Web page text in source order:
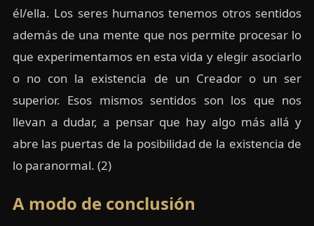
él/ella. Los seres humanos tenemos otros sentidos
además de una mente que nos permite procesar lo
que experimentamos en esta vida y elegir asociarlo
o no con la existencia de un Creador o un ser
superior. Esos mismos sentidos son los que nos
llevan a dudar, a pensar que hay algo más allá y
abre las puertas de la posibilidad de la existencia de
lo paranormal. (2)
A modo de conclusión